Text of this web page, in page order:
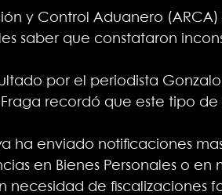
y Control Aduanero
saber que constataron
por el periodista
Fraga recordó que este tipo
ha enviado notificaciones
en Bienes Personales o
necesidad de fiscalizaciones